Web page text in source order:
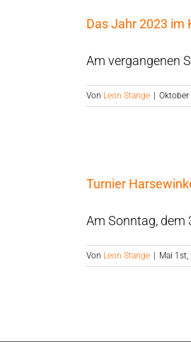
Das Jahr 2023 im
Am vergangenen
Von Leon Stange |
Turnier
Am Sonntag, dem
Von Leon Stange | Mai 1st,